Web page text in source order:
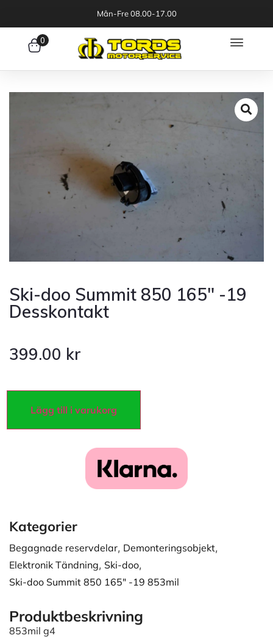
Mån-Fre 08.00-17.00
0
Ski-doo Summit 850 165″ -19
Desskontakt
399.00 kr
Lägg till i varukorg
Kategorier
Begagnade reservdelar, Demonteringsobjekt,
Elektronik Tändning, Ski-doo,
Ski-doo Summit 850 165" -19 853mil
Produktbeskrivning
853mil g4